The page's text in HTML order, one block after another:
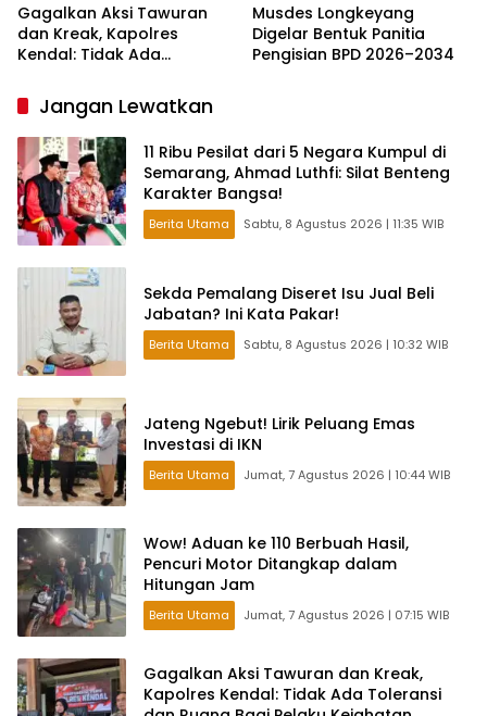
Gagalkan Aksi Tawuran
dan Kreak, Kapolres
Kendal: Tidak Ada
Pelaku Kejahatan Jalanan
Musdes Longkeyang
Digelar Bentuk Panitia
Pengisian BPD 2026–2034
Jangan Lewatkan
11 Ribu Pesilat dari 5 Negara Kumpul di
Semarang, Ahmad Luthfi: Silat Benteng
Karakter Bangsa!
Berita Utama Sabtu, 8 Agustus 2026 | 11:35 WIB
Sekda Pemalang Diseret Isu Jual Beli
Jabatan? Ini Kata Pakar!
Berita Utama Sabtu, 8 Agustus 2026 | 10:32 WIB
Jateng Ngebut! Lirik Peluang Emas
Investasi di IKN
Berita Utama Jumat, 7 Agustus 2026 | 10:44 WIB
Wow! Aduan ke 110 Berbuah Hasil,
Pencuri Motor Ditangkap dalam
Hitungan Jam
Berita Utama Jumat, 7 Agustus 2026 | 07:15 WIB
Gagalkan Aksi Tawuran dan Kreak,
Kapolres Kendal: Tidak Ada Toleransi